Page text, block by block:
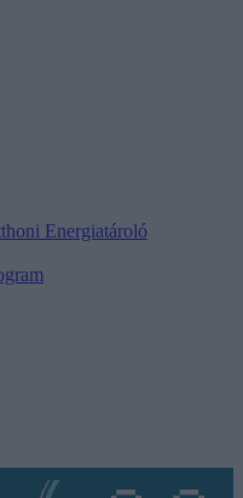
Energiatároló